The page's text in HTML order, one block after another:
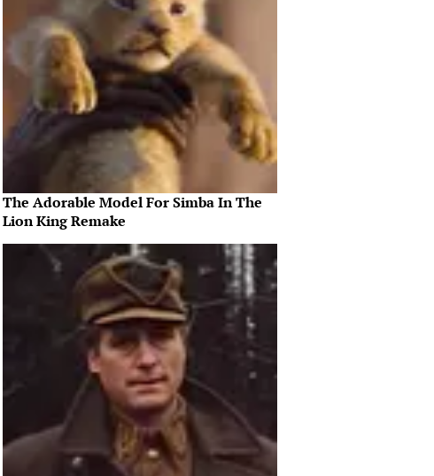
The Adorable Model For Simba In The
Lion King Remake